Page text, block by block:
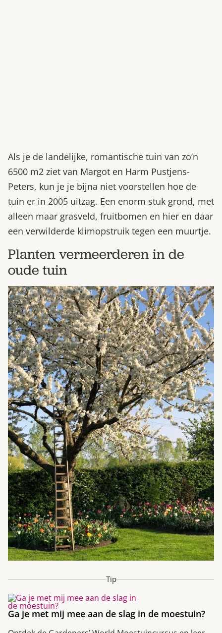
Als je de landelijke, romantische tuin van zo’n
6500 m2 ziet van Margot en Harm Pustjens-
Peters, kun je je bijna niet voorstellen hoe de
tuin er in 2005 uitzag. Een enorm stuk grond, met
alleen maar grasveld, fruitbomen en hier en daar
een verwilderde klimopstruik tegen een muurtje.
Planten vermeerderen in de
oude tuin
Tip
Ga je met mij mee aan de slag in de moestuin?